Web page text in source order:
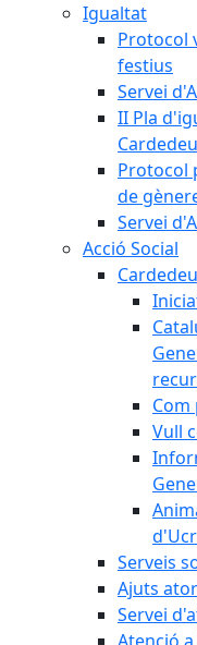
Igualtat
Protocol
festius
Servei
II Pla
Protocol
de
Servei
Acció Social
Com
Vull
Serveis
Ajuts
Servei